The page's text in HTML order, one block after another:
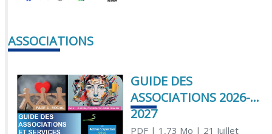
ASSOCIATIONS
GUIDE DES
ASSOCIATIONS 2026-
2027
PDF| 1,73 Mo | 21 Juillet